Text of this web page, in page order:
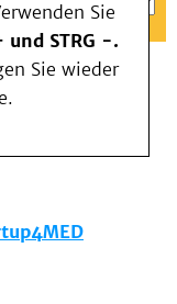
Sie
und STRG -.
Sie wieder
(KIM)